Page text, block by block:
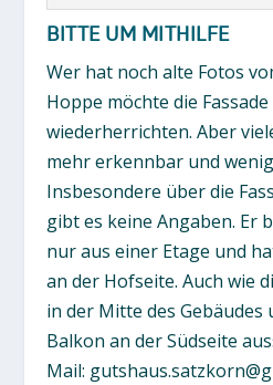
BITTE UM MITHILFE
Wer hat noch alte Fotos
Hoppe möchte die
wiederherrichten. Aber
mehr erkennbar und
Insbesondere über die
gibt es keine Angaben. Er
nur aus einer Etage und
an der Hofseite. Auch wie
in der Mitte des Gebäudes
Balkon an der Südseite
Mail: